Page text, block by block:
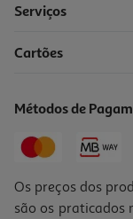
Serviços
Cartões
Métodos de
Os preços dos
são os praticados